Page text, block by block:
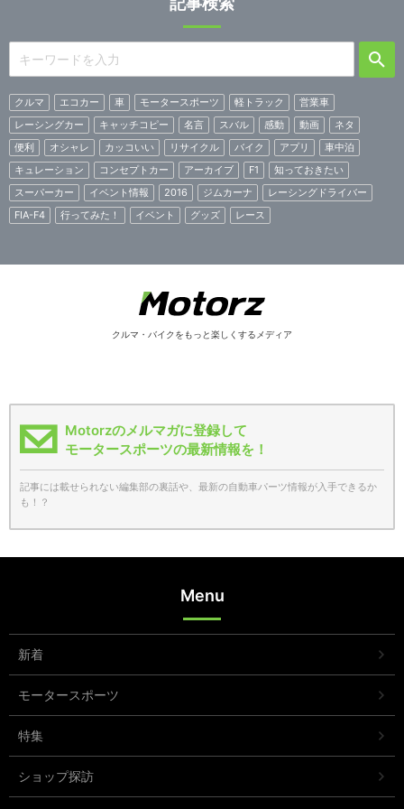
クルマ エコカー 車 モータースポーツ 軽トラック
営業車
レーシングカー
キャッチコピー 名言 スバル 感動 動画
ネタ
便利
オシャレ カッコいい リサイクル バイク アプリ
車中泊
キュレーション
コンセプトカー アーカイブ F1
知っておきたい
スーパーカー
イベント情報 2016 ジムカーナ
レーシングドライバー
FIA-F4
行ってみた！ イベント グッズ レース
クルマ・バイクをもっと楽しくするメディア
Motorzのメルマガに登録して
モータースポーツの最新情報を！
記事には載せられない編集部の裏話や、最新の自動車パーツ情報が入手できるか
も！？
Menu
新着
モータースポーツ
特集
ショップ探訪